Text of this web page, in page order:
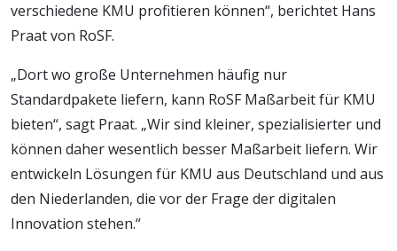
verschiedene KMU profitieren können“, berichtet Hans
Praat von RoSF.
„Dort wo große Unternehmen häufig nur
Standardpakete liefern, kann RoSF Maßarbeit für KMU
bieten“, sagt Praat. „Wir sind kleiner, spezialisierter und
können daher wesentlich besser Maßarbeit liefern. Wir
entwickeln Lösungen für KMU aus Deutschland und aus
den Niederlanden, die vor der Frage der digitalen
Innovation stehen.“